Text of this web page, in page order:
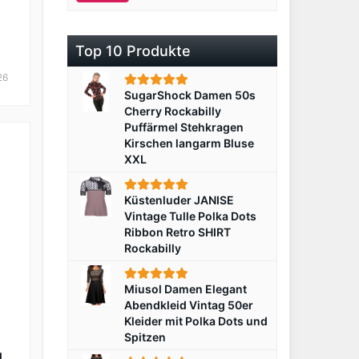
Top 10 Produkte
SugarShock Damen 50s
Cherry Rockabilly
Puffärmel Stehkragen
Kirschen langarm Bluse
XXL
Küstenluder JANISE
Vintage Tulle Polka Dots
Ribbon Retro SHIRT
Rockabilly
Miusol Damen Elegant
Abendkleid Vintag 50er
Kleider mit Polka Dots und
Spitzen